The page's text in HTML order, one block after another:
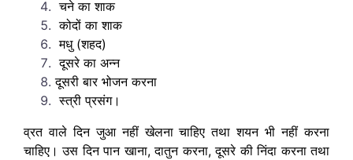
चने का शाक
कोदों का शाक
मधु (शहद)
दूसरे का अन्न
दूसरी बार भोजन करना
स्त्री प्रसंग।
व्रत वाले दिन जुआ नहीं खेलना चाहिए तथा शयन भी नहीं करना
चाहिए। उस दिन पान खाना, दातुन करना, दूसरे की निंदा करना तथा